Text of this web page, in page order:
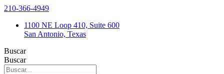
saltar
contenido
210-366-4949
1100 NE Loop 410, Suite 600
San Antonio, Texas
Buscar
Buscar